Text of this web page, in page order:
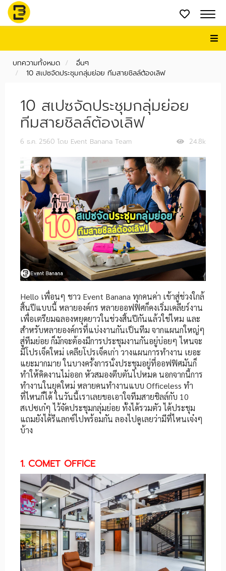
บทความทั้งหมด
อื่นๆ
10 สเปซจัดประชุมกลุ่มย่อย ทีมสายชิลล์ต้องเลิฟ
10 สเปซจัดประชุมกลุ่มย่อย
ทีมสายชิลล์ต้องเลิฟ
24.8k
6 ธ.ค. 2560 โดย Event Banana Team
Hello เพื่อนๆ ชาว Event Banana ทุกคนค่า เข้าสู่ช่วงใกล้
สิ้นปีแบบนี้ หลายองค์กร หลายออฟฟิศก็คงเริ่มเคลียร์งาน
เพื่อเตรียมฉลองหยุดยาวในช่วงสิ้นปีกันแล้วใช่ไหม และ
สำหรับหลายองค์กรที่แบ่งงานกันเป็นทีม จากแผนกใหญ่ๆ
สู่ทีมย่อย ก็มักจะต้องมีการประชุมงานกันอยู่บ่อยๆ ไหนจะ
มีโปรเจ็คใหม่ เคลียโปรเจ็คเก่า วางแผนการทำงาน เยอะ
แยะมากมาย ในบางครั้งการนั่งประชุมอยู่ที่ออฟฟิศมันก็
ทำให้คิดงานไม่ออก หัวสมองตีบตันไปหมด นอกจากนี้การ
ทำงานในยุคใหม่ หลายคนทำงานแบบ Officeless ทำ
ที่ไหนก็ได้ ในวันนี้เราเลยขอเอาใจทีมสายชิลล์กับ 10
สเปซเก๋ๆ ไว้จัดประชุมกลุ่มย่อย ทั้งได้รวมตัว ได้ประชุม
แถมยังได้รีแลกซ์ไปพร้อมกัน ลองไปดูเลยว่ามีที่ไหนเจ๋งๆ
บ้าง
1. COMET OFFICE